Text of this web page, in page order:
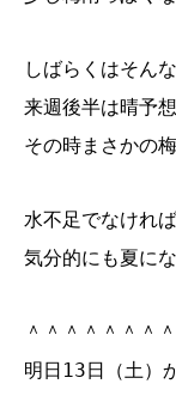
しばらくはそん
来週後半は晴予
その時まさかの
水不足でなけれ
気分的にも夏に
＾＾＾＾＾＾＾
明日13日（土）